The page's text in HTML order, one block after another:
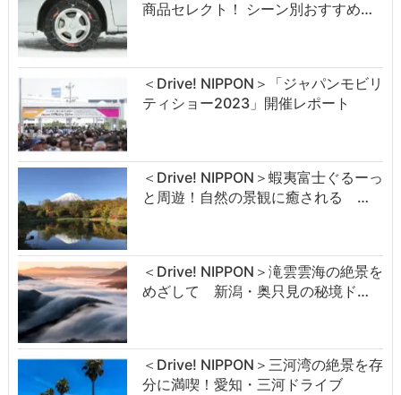
商品セレクト！ シーン別おすすめ…
＜Drive! NIPPON＞「ジャパンモビリ
ティショー2023」開催レポート
＜Drive! NIPPON＞蝦夷富士ぐるーっ
と周遊！自然の景観に癒される …
＜Drive! NIPPON＞滝雲雲海の絶景を
めざして 新潟・奥只見の秘境ド…
＜Drive! NIPPON＞三河湾の絶景を存
分に満喫！愛知・三河ドライブ